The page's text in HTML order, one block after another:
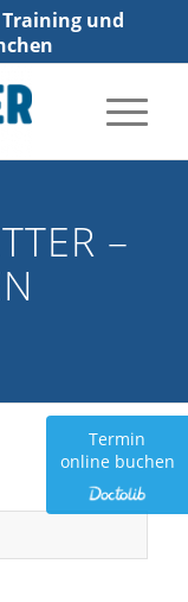
und
–
Termin
online buchen